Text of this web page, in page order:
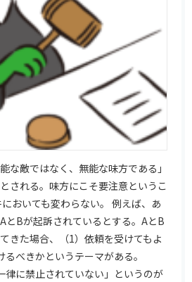
な敵ではなく、無能な味方である」
される。味方にこそ要注意というこ
おいても変わらない。 例えば、あ
とBが起訴されているとする。AとB
きた場合、（1）依頼を受けてもよ
べきかというテーマがある。
律に禁止されていない」というのが